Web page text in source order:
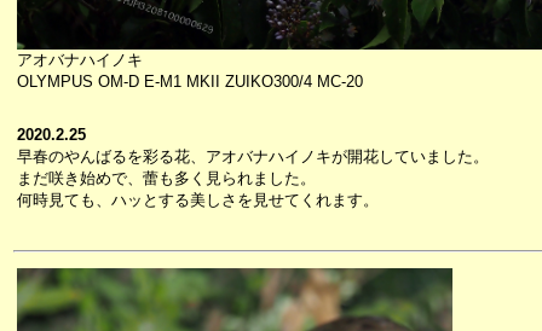
アオバナハイノキ
OLYMPUS OM-D E-M1 MKII ZUIKO300/4 MC-20
2020.2.25
早春のやんばるを彩る花、アオバナハイノキが開花していました。
まだ咲き始めで、蕾も多く見られました。
何時見ても、ハッとする美しさを見せてくれます。